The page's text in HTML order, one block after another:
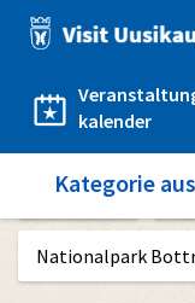
Direkt
zum
kalender
Category
menu
Kategorie
Startseite
Nationalpark